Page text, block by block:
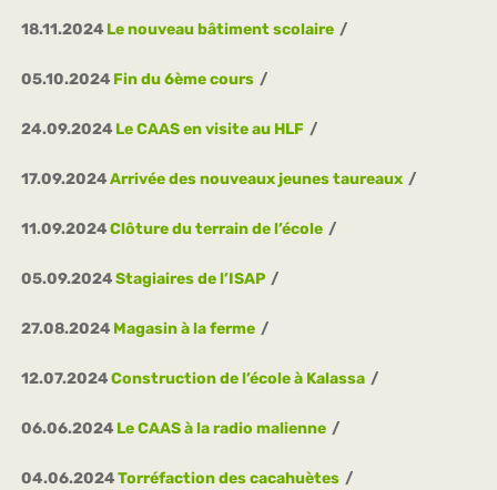
18.11.2024 Le nouveau bâtiment scolaire
05.10.2024 Fin du 6ème cours
24.09.2024 Le CAAS en visite au HLF
17.09.2024Arrivée des nouveaux jeunes taureaux
11.09.2024Clôture du terrain de l’école
05.09.2024Stagiaires de l’ISAP
27.08.2024 Magasin à la ferme
12.07.2024Construction de l’école à Kalassa
06.06.2024 Le CAAS à la radio malienne
04.06.2024Torréfaction des cacahuètes